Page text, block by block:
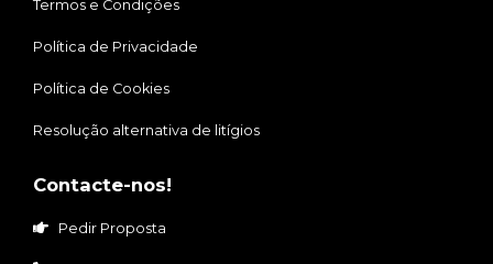
Termos e Condições
Política de Privacidade
Política de Cookies
Resolução alternativa de litígios
Contacte-nos!
Pedir Proposta